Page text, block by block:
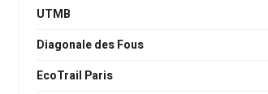
UTMB
Diagonale des Fous
EcoTrail Paris